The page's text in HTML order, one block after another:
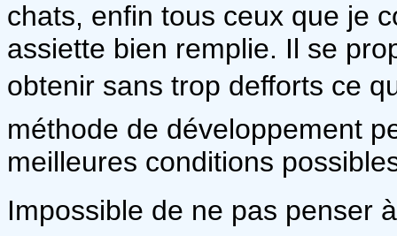
chats, enfin tous ceux que je
assiette bien remplie. Il se
obtenir sans trop defforts ce
méthode de développement
meilleures conditions
Impossible de ne pas penser